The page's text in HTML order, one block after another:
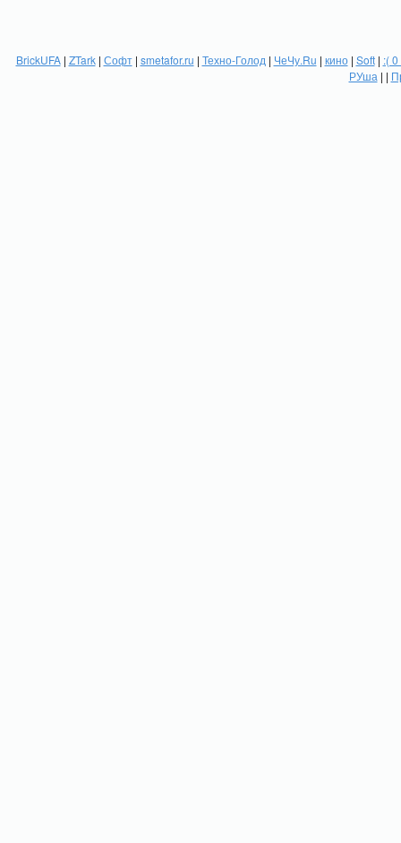
BrickUFA| ZTark| Софт| smetafor.ru | Техно-Голод | ЧеЧу.Ru | кино| Soft| :(
РУша | |